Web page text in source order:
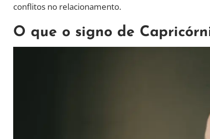
conflitos no relacionamento.
O que o signo de